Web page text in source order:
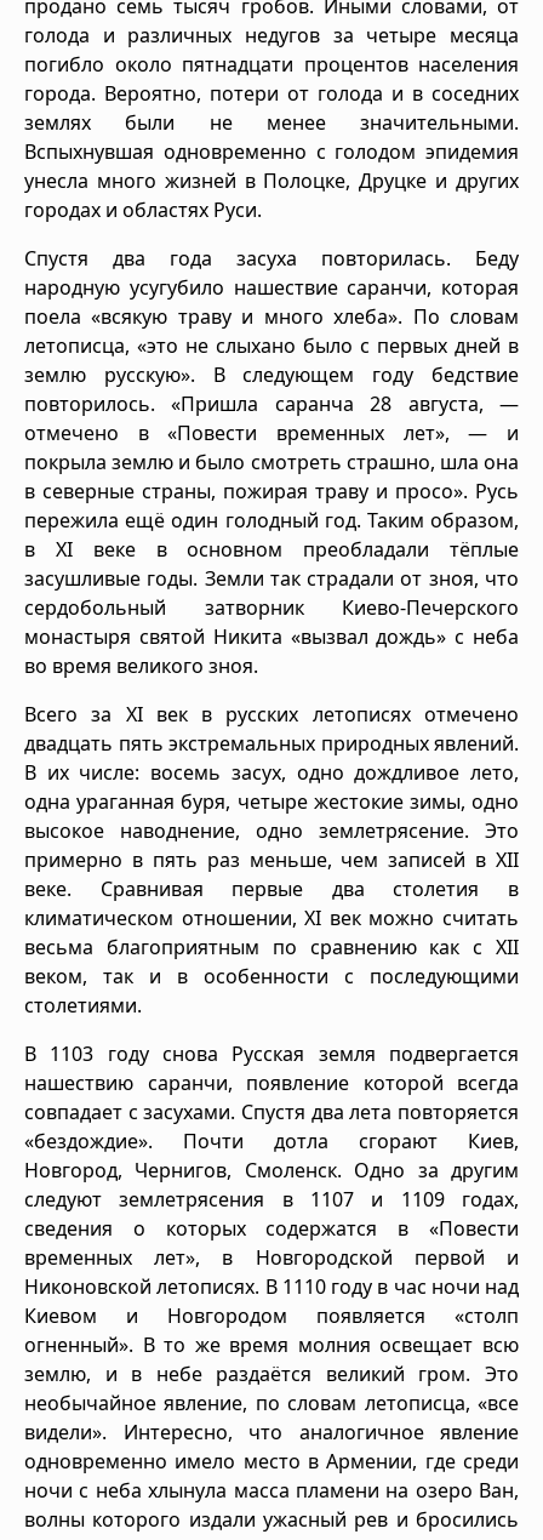
продано семь тысяч гробов. Иными словами, от
голода и различных недугов за четыре месяца
погибло около пятнадцати процентов населения
города. Вероятно, потери от голода и в соседних
землях были не менее значительными.
Вспыхнувшая одновременно с голодом эпидемия
унесла много жизней в Полоцке, Друцке и других
городах и областях Руси.
Спустя два года засуха повторилась. Беду
народную усугубило нашествие саранчи, которая
поела «всякую траву и много хлеба». По словам
летописца, «это не слыхано было с первых дней в
землю русскую». В следующем году бедствие
повторилось. «Пришла саранча 28 августа, —
отмечено в «Повести временных лет», — и
покрыла землю и было смотреть страшно, шла она
в северные страны, пожирая траву и просо». Русь
пережила ещё один голодный год. Таким образом,
в XI веке в основном преобладали тёплые
засушливые годы. Земли так страдали от зноя, что
сердобольный затворник Киево-Печерского
монастыря святой Никита «вызвал дождь» с неба
во время великого зноя.
Всего за XI век в русских летописях отмечено
двадцать пять экстремальных природных явлений.
В их числе: восемь засух, одно дождливое лето,
одна ураганная буря, четыре жестокие зимы, одно
высокое наводнение, одно землетрясение. Это
примерно в пять раз меньше, чем записей в XII
веке. Сравнивая первые два столетия в
климатическом отношении, XI век можно считать
весьма благоприятным по сравнению как с XII
веком, так и в особенности с последующими
столетиями.
В 1103 году снова Русская земля подвергается
нашествию саранчи, появление которой всегда
совпадает с засухами. Спустя два лета повторяется
«бездождие». Почти дотла сгорают Киев,
Новгород, Чернигов, Смоленск. Одно за другим
следуют землетрясения в 1107 и 1109 годах,
сведения о которых содержатся в «Повести
временных лет», в Новгородской первой и
Никоновской летописях. В 1110 году в час ночи над
Киевом и Новгородом появляется «столп
огненный». В то же время молния освещает всю
землю, и в небе раздаётся великий гром. Это
необычайное явление, по словам летописца, «все
видели». Интересно, что аналогичное явление
одновременно имело место в Армении, где среди
ночи с неба хлынула масса пламени на озеро Ван,
волны которого издали ужасный рев и бросились